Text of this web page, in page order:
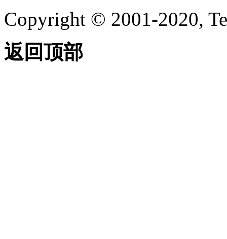
Copyright © 2001-2020,
返回顶部